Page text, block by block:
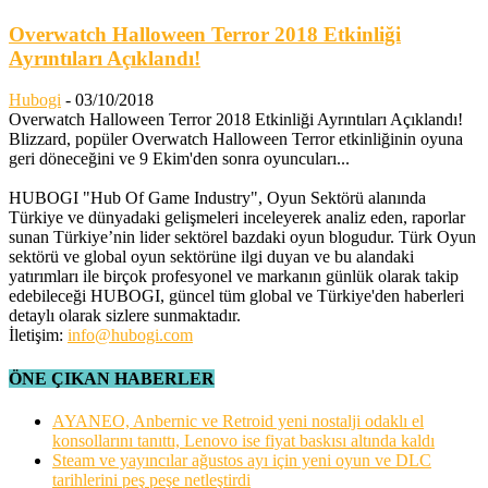
Overwatch Halloween Terror 2018 Etkinliği
Ayrıntıları Açıklandı!
Hubogi - 03/10/2018
Overwatch Halloween Terror 2018 Etkinliği Ayrıntıları Açıklandı!
Blizzard, popüler Overwatch Halloween Terror etkinliğinin oyuna
geri döneceğini ve 9 Ekim'den sonra oyuncuları...
HUBOGI "Hub Of Game Industry", Oyun Sektörü alanında
Türkiye ve dünyadaki gelişmeleri inceleyerek analiz eden, raporlar
sunan Türkiye’nin lider sektörel bazdaki oyun blogudur. Türk Oyun
sektörü ve global oyun sektörüne ilgi duyan ve bu alandaki
yatırımları ile birçok profesyonel ve markanın günlük olarak takip
edebileceği HUBOGI, güncel tüm global ve Türkiye'den haberleri
detaylı olarak sizlere sunmaktadır.
İletişim: info@hubogi.com
ÖNE ÇIKAN HABERLER
AYANEO, Anbernic ve Retroid yeni nostalji odaklı el
konsollarını tanıttı, Lenovo ise fiyat baskısı altında kaldı
Steam ve yayıncılar ağustos ayı için yeni oyun ve DLC
tarihlerini peş peşe netleştirdi